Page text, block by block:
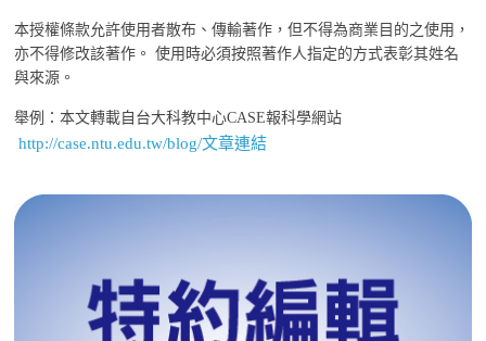
本授權條款允許使用者散布、傳輸著作，但不得為商業目的之使用，
亦不得修改該著作。 使用時必須按照著作人指定的方式表彰其姓名
與來源。
舉例：本文轉載自台大科教中心CASE報科學網站
http://case.ntu.edu.tw/blog/文章連結